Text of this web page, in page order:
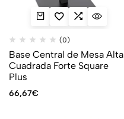
(0)
Base Central de Mesa Alta
Cuadrada Forte Square
Plus
66,67€